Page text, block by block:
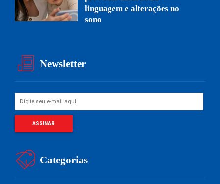
linguagem e alterações no
sono
Newsletter
Categorias